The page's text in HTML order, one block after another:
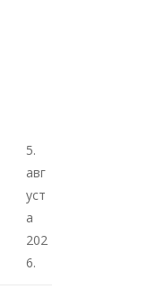
5.
авг
уст
а
202
6.